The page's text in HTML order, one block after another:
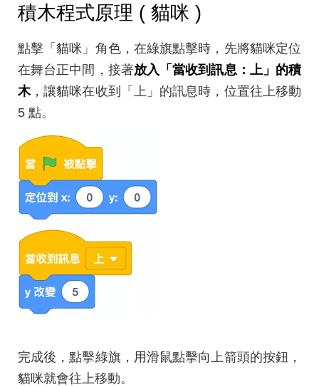
積木程式原理 ( 貓咪 )
點擊「貓咪」角色，在綠旗點擊時，先將貓咪定位
在舞台正中間，接著放入「當收到訊息：上」的積
木，讓貓咪在收到「上」的訊息時，位置往上移動
5 點。
完成後，點擊綠旗，用滑鼠點擊向上箭頭的按鈕，
貓咪就會往上移動。